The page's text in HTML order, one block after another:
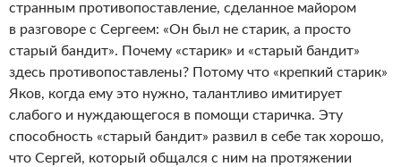
странным противопоставление, сделанное майором
в разговоре с Сергеем: «Он был не старик, а просто
старый бандит». Почему «старик» и «старый бандит»
здесь противопоставлены? Потому что «крепкий старик»
Яков, когда ему это нужно, талантливо имитирует
слабого и нуждающегося в помощи старичка. Эту
способность «старый бандит» развил в себе так хорошо,
что Сергей, который общался с ним на протяжении